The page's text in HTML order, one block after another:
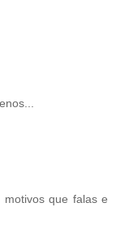
que falas e